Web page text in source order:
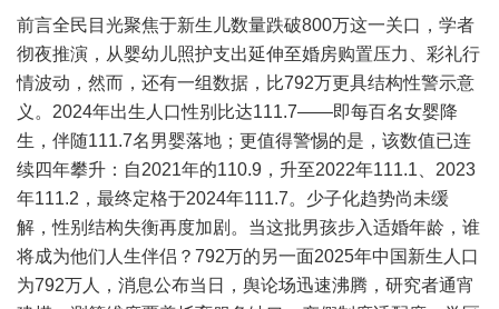
前言全民目光聚焦于新生儿数量跌破800万这一关口，学者
彻夜推演，从婴幼儿照护支出延伸至婚房购置压力、彩礼行
情波动，然而，还有一组数据，比792万更具结构性警示意
义。2024年出生人口性别比达111.7——即每百名女婴降
生，伴随111.7名男婴落地；更值得警惕的是，该数值已连
续四年攀升：自2021年的110.9，升至2022年111.1、2023
年111.2，最终定格于2024年111.7。少子化趋势尚未缓
解，性别结构失衡再度加剧。当这批男孩步入适婚年龄，谁
将成为他们人生伴侣？792万的另一面2025年中国新生人口
为792万人，消息公布当日，舆论场迅速沸腾，研究者通宵